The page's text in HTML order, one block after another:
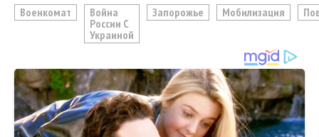
Военкомат
Война
России С
Украиной
Запорожье Мобилизация